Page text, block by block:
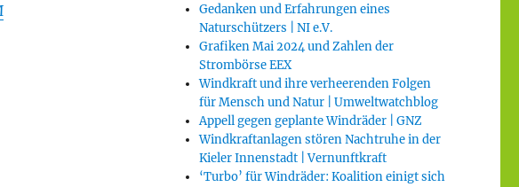
Gedanken und Erfahrungen eines
Naturschützers | NI e.V.
Grafiken Mai 2024 und Zahlen der
Strombörse EEX
Windkraft und ihre verheerenden Folgen
für Mensch und Natur | Umweltwatchblog
Appell gegen geplante Windräder | GNZ
Windkraftanlagen stören Nachtruhe in der
Kieler Innenstadt | Vernunftkraft
‘Turbo’ für Windräder: Koalition einigt sich